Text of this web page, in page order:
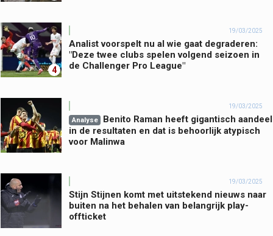
4
19/03/2025
Analist voorspelt nu al wie gaat degraderen:
"Deze twee clubs spelen volgend seizoen in
de Challenger Pro League"
19/03/2025
Analyse
Benito Raman heeft gigantisch aandeel
in de resultaten en dat is behoorlijk atypisch
voor Malinwa
19/03/2025
Stijn Stijnen komt met uitstekend nieuws naar
buiten na het behalen van belangrijk play-
offticket